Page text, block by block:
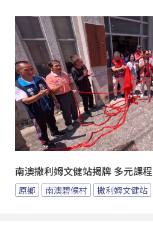
南澳撒利姆文健站揭牌 多元課
原鄉 南澳碧候村 撒利姆文健站